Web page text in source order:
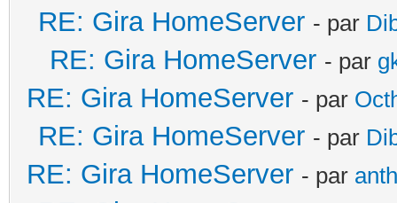
RE: Gira HomeServer - par
RE: Gira HomeServer - par
RE: Gira HomeServer - par
RE: Gira HomeServer - par
RE: Gira HomeServer - par